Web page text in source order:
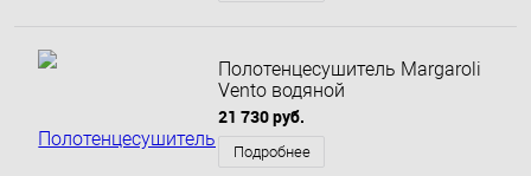
Полотенцесушитель Margaroli
Vento водяной
21 730 руб.
Подробнее